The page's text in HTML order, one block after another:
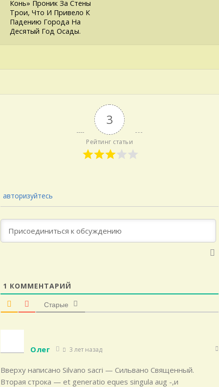
Конь» Проник За Сте­ны
Трои, Что И Привело К
Падению Города На
Десятый Год Осады.
3
Рейтинг статьи
авторизуйтесь
1 КОММЕНТАРИЙ
Старые
Олег 3 лет назад
Вверху написано Silvano sacri — Сильвано Священный.
Вторая строка — et generatio eques singula aug -,и